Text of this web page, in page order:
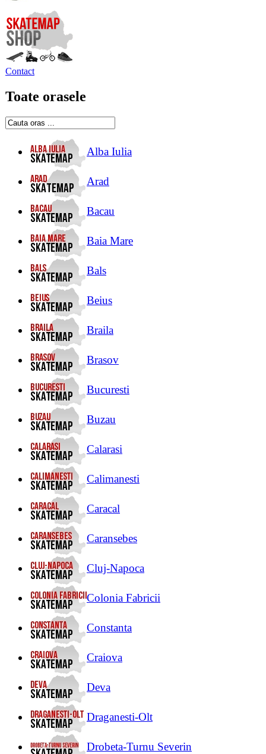
Contact
Toate orasele
Alba Iulia
Arad
Bacau
Baia Mare
Bals
Beius
Braila
Brasov
Bucuresti
Buzau
Calarasi
Calimanesti
Caracal
Caransebes
Cluj-Napoca
Colonia Fabricii
Constanta
Craiova
Deva
Draganesti-Olt
Drobeta-Turnu Severin